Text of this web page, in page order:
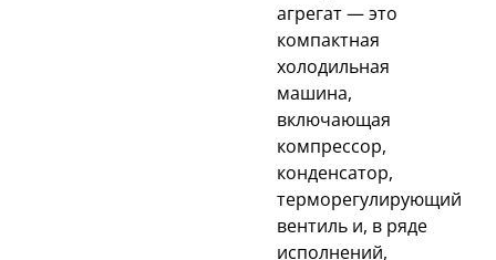
агрегат — это
компактная
холодильная
машина,
включающая
компрессор,
конденсатор,
терморегулирующий
вентиль и, в ряде
исполнений,